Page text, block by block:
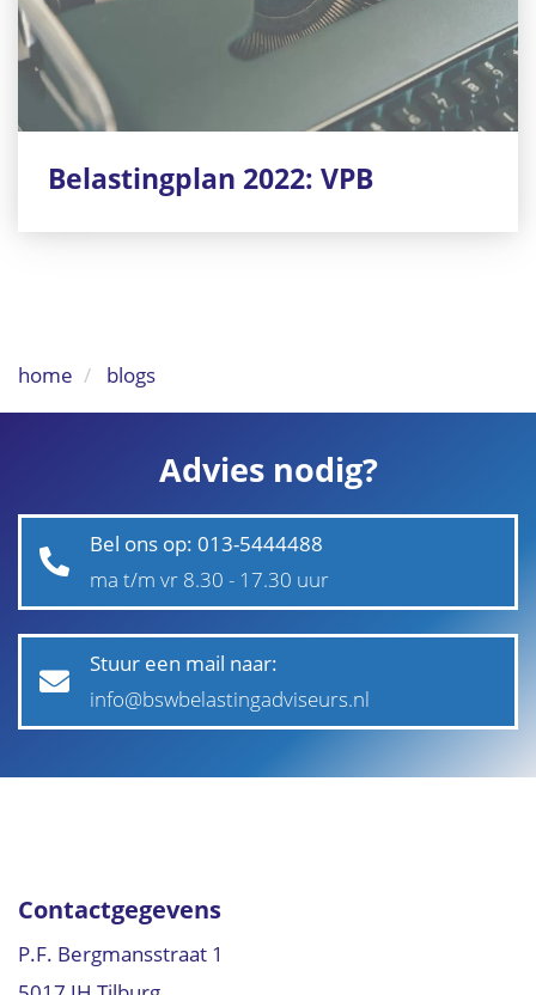
Belastingplan 2022: VPB
home blogs
Advies nodig?
Bel ons op: 013-5444488
ma t/m vr 8.30 - 17.30 uur
Stuur een mail naar:
info@bswbelastingadviseurs.nl
Contactgegevens
P.F. Bergmansstraat 1